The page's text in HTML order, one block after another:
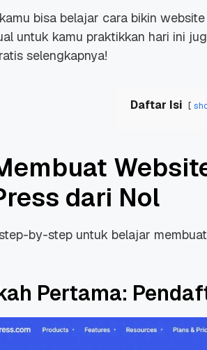
bisa belajar cara bikin
untuk kamu praktikkan hari ini
selengkapnya!
Daftar Isi
dari Nol
by-step untuk belajar
Pertama: